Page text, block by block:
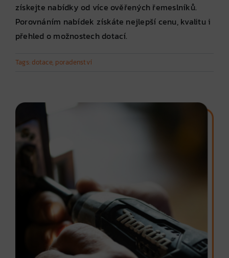
získejte nabídky od více ověřených řemeslníků.
Porovnáním nabídek získáte nejlepší cenu, kvalitu i
přehled o možnostech dotací.
Tags: dotace, poradenství